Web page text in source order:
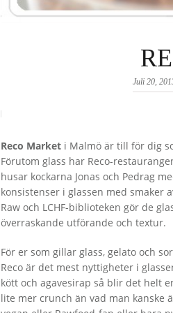
Juli 20,
Reco Market i Malmö är till för dig
Förutom glass har Reco-
husar kockarna Jonas och Pedrag
konsistenser i glassen med smaker
Raw och LCHF-biblioteken gör de
överraskande utförande och textur.
För er som gillar glass, gelato och
Reco är det mest nyttigheter i
kött och agavesirap så blir det helt
lite mer crunch än vad man kanske